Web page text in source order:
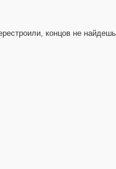
концов не